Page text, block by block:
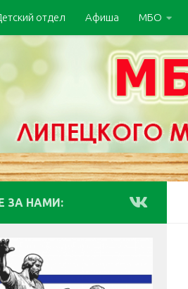
отдел Афиша МБО
ЗА НАМИ: